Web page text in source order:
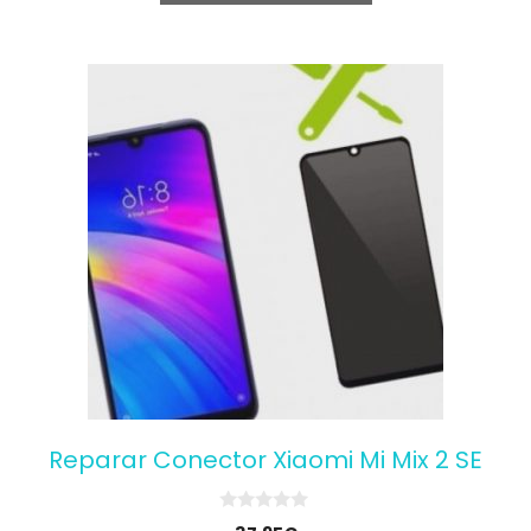
5
Reparar Conector Xiaomi Mi Mix 2 SE